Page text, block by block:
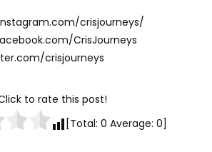
crisjourneys/
CrisJourneys
crisjourneys
to rate this post!
[Total: 0 Average: 0]